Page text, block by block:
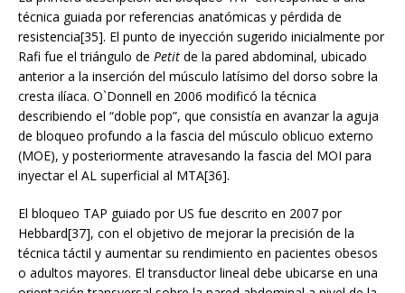
técnica guiada por referencias anatómicas y pérdida de
resistencia[35]. El punto de inyección sugerido inicialmente por
Rafi fue el triángulo de Petit de la pared abdominal, ubicado
anterior a la inserción del músculo latísimo del dorso sobre la
cresta ilíaca. O`Donnell en 2006 modificó la técnica
describiendo el “doble pop”, que consistía en avanzar la aguja
de bloqueo profundo a la fascia del músculo oblicuo externo
(MOE), y posteriormente atravesando la fascia del MOI para
inyectar el AL superficial al MTA[36].
El bloqueo TAP guiado por US fue descrito en 2007 por
Hebbard[37], con el objetivo de mejorar la precisión de la
técnica táctil y aumentar su rendimiento en pacientes obesos
o adultos mayores. El transductor lineal debe ubicarse en una